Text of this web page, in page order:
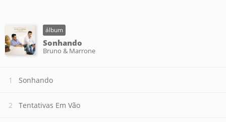
álbum
Sonhando
Bruno & Marrone
Sonhando
Tentativas Em Vão